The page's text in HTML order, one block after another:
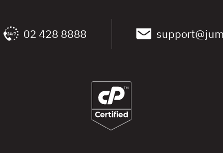
02 428 8888